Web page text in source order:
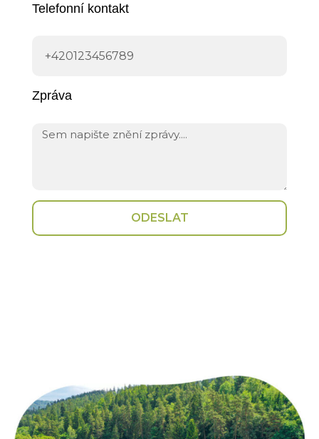
Telefonní kontakt
Zpráva
ODESLAT